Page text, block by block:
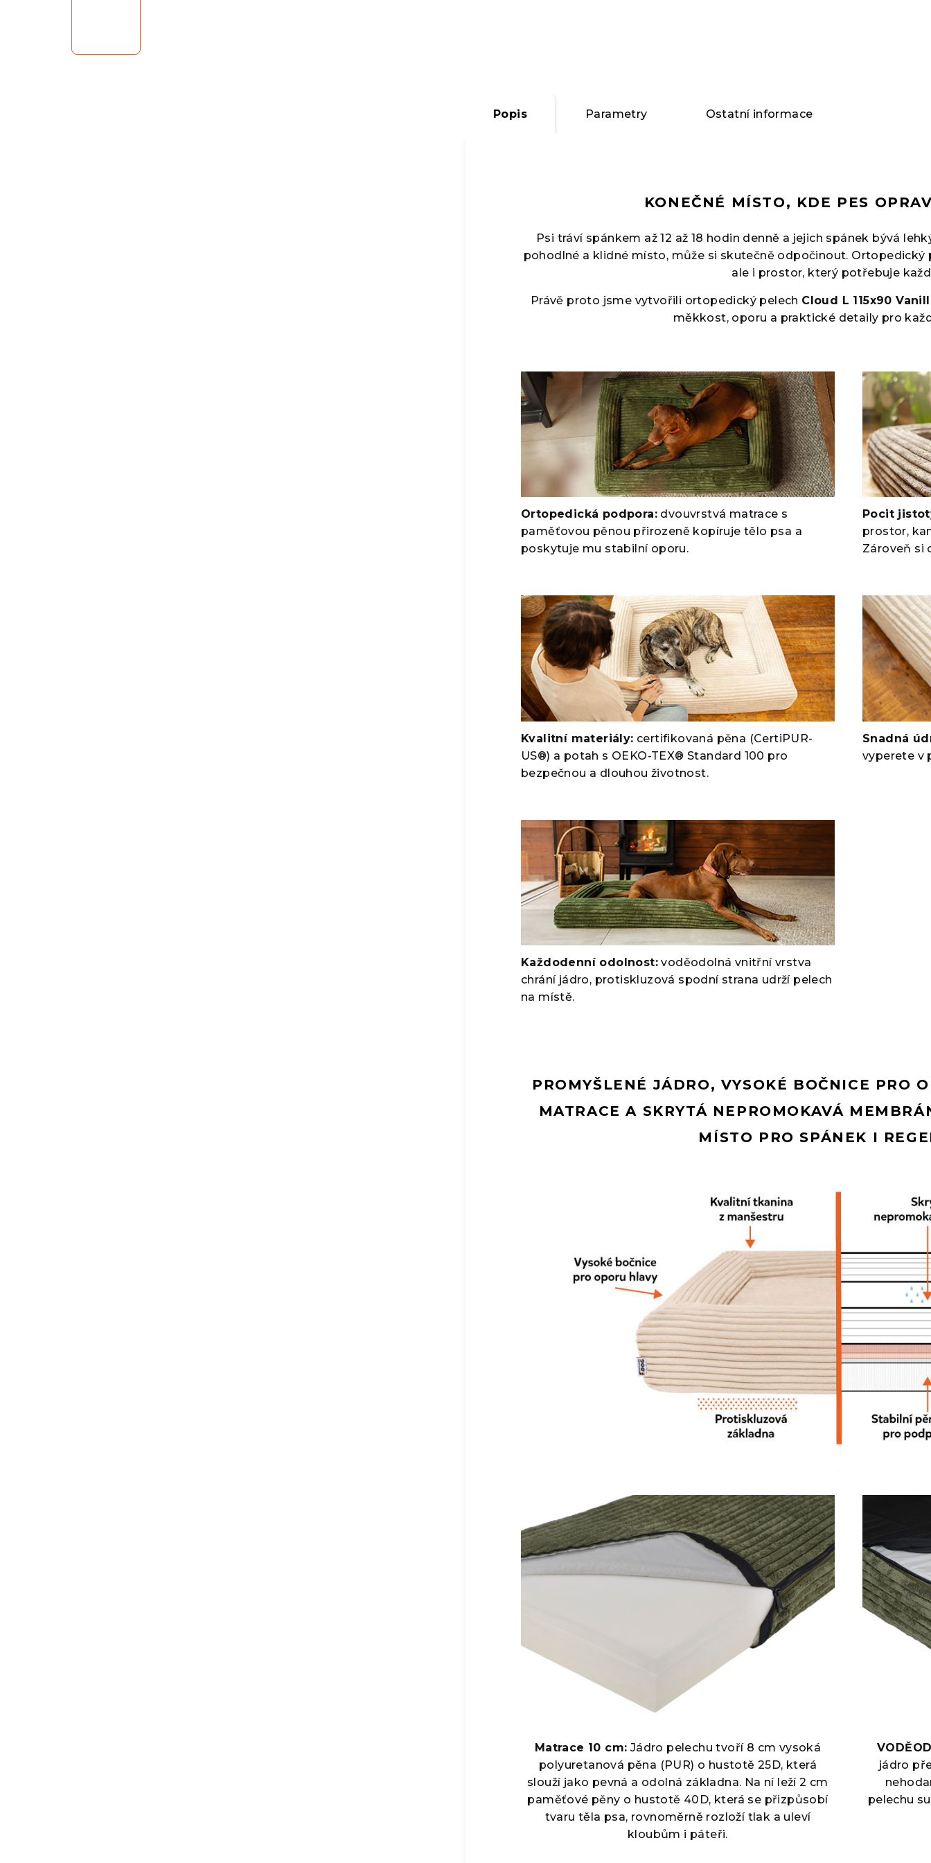
Popis Parametry Ostatní informace
KONEČNÉ MÍSTO, KDE PES
Psi tráví spánkem až 12 až 18 hodin denně a jejich spánek bývá
pohodlné a klidné místo, může si skutečně odpočinout. Ortopedický
ale i prostor, který potřebuje
Právě proto jsme vytvořili ortopedický pelech Cloud L 115x90
měkkost, oporu a praktické detaily pro
Ortopedická podpora: dvouvrstvá matrace s
paměťovou pěnou přirozeně kopíruje tělo psa a
poskytuje mu stabilní oporu.
Pocit
prostor,
Zároveň si
Kvalitní materiály: certifikovaná pěna (CertiPUR-
US®) a potah s OEKO-TEX® Standard 100 pro
bezpečnou a dlouhou životnost.
Snadná
vyperete v
Každodenní odolnost: voděodolná vnitřní vrstva
chrání jádro, protiskluzová spodní strana udrží pelech
na místě.
PROMYŠLENÉ JÁDRO, VYSOKÉ BOČNICE PRO
MATRACE A SKRYTÁ NEPROMOKAVÁ
MÍSTO PRO SPÁNEK I
Matrace 10 cm: Jádro pelechu tvoří 8 cm vysoká
polyuretanová pěna (PUR) o hustotě 25D, která
slouží jako pevná a odolná základna. Na ní leží 2 cm
paměťové pěny o hustotě 40D, která se přizpůsobí
tvaru těla psa, rovnoměrně rozloží tlak a uleví
kloubům i páteři.
jádro
pelechu